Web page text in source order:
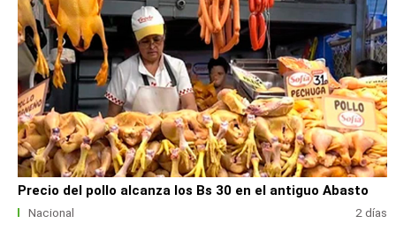
Precio del pollo alcanza los Bs 30 en el antiguo Abasto
Nacional 2 días